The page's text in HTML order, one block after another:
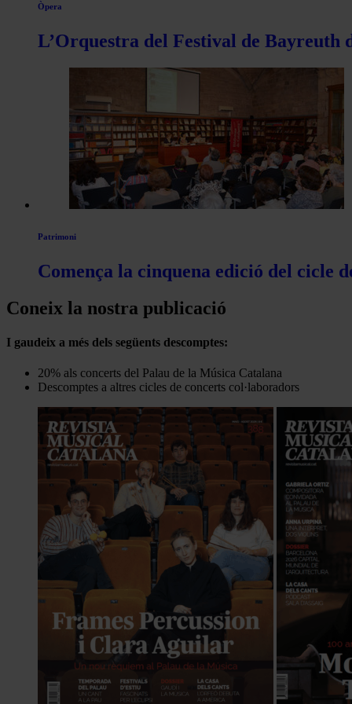
Òpera
L’Orquestra del Festival de Bayreuth
Patrimoni
Comença la cinquena edició del cicle
Coneix la nostra publicació
I gaudeix a més dels següents descomptes:
20% als concerts del Palau de la Música Catalana
Descomptes a altres cicles de concerts col·laboradors